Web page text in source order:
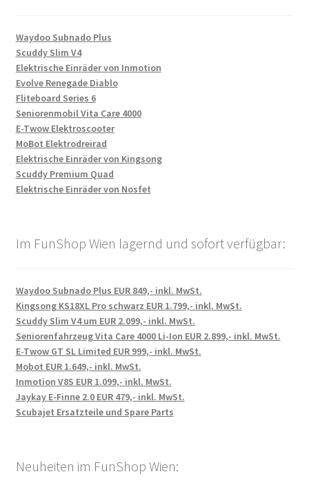
Waydoo Subnado Plus
Scuddy Slim V4
Elektrische Einräder von Inmotion
Evolve Renegade Diablo
Fliteboard Series 6
Seniorenmobil Vita Care 4000
E-Twow Elektroscooter
MoBot Elektrodreirad
Elektrische Einräder von Kingsong
Scuddy Premium Quad
Elektrische Einräder von Nosfet
Im FunShop Wien lagernd und sofort verfügbar:
Waydoo Subnado Plus EUR 849,- inkl. MwSt.
Kingsong KS18XL Pro schwarz EUR 1.799,- inkl. MwSt.
Scuddy Slim V4 um EUR 2.099,- inkl. MwSt.
Seniorenfahrzeug Vita Care 4000 Li-Ion EUR 2.899,- inkl. MwSt.
E-Twow GT SL Limited EUR 999,- inkl. MwSt.
Mobot EUR 1.649,- inkl. MwSt.
Inmotion V8S EUR 1.099,- inkl. MwSt.
Jaykay E-Finne 2.0 EUR 479,- inkl. MwSt.
Scubajet Ersatzteile und Spare Parts
Neuheiten im FunShop Wien: